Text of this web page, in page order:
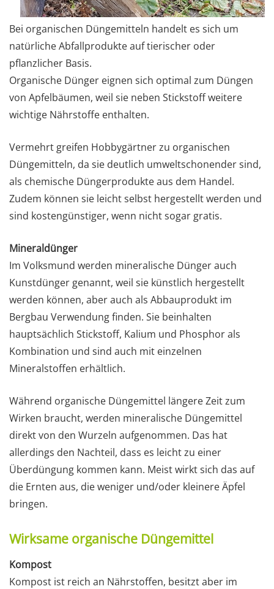
Bei organischen Düngemitteln handelt es sich um
natürliche Abfallprodukte auf tierischer oder
pflanzlicher Basis.
Organische Dünger eignen sich optimal zum Düngen
von Apfelbäumen, weil sie neben Stickstoff weitere
wichtige Nährstoffe enthalten.
Vermehrt greifen Hobbygärtner zu organischen
Düngemitteln, da sie deutlich umweltschonender sind,
als chemische Düngerprodukte aus dem Handel.
Zudem können sie leicht selbst hergestellt werden und
sind kostengünstiger, wenn nicht sogar gratis.
Mineraldünger
Im Volksmund werden mineralische Dünger auch
Kunstdünger genannt, weil sie künstlich hergestellt
werden können, aber auch als Abbauprodukt im
Bergbau Verwendung finden. Sie beinhalten
hauptsächlich Stickstoff, Kalium und Phosphor als
Kombination und sind auch mit einzelnen
Mineralstoffen erhältlich.
Während organische Düngemittel längere Zeit zum
Wirken braucht, werden mineralische Düngemittel
direkt von den Wurzeln aufgenommen. Das hat
allerdings den Nachteil, dass es leicht zu einer
Überdüngung kommen kann. Meist wirkt sich das auf
die Ernten aus, die weniger und/oder kleinere Äpfel
bringen.
Wirksame organische Düngemittel
Kompost
Kompost ist reich an Nährstoffen, besitzt aber im